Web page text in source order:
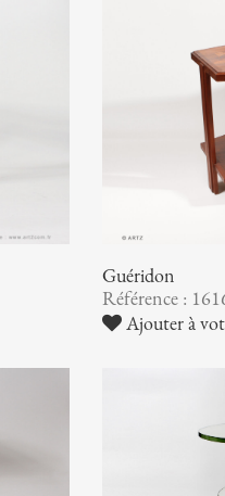
Guéridon
Référence :
Ajouter à